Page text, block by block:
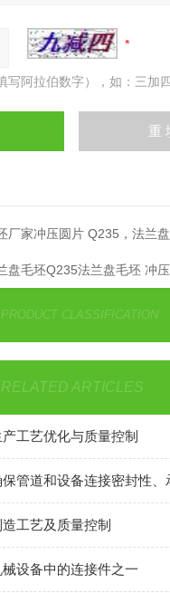
写阿拉伯数字），如：三加
厂家冲压圆片 Q235，法兰
毛坯Q235法兰盘毛坯 冲压圆片
PRODUCT CLASSIFICATION
RELATED ARTICLES
工艺优化与质量控制
管道和设备连接密封性、
工艺及质量控制
设备中的连接件之一